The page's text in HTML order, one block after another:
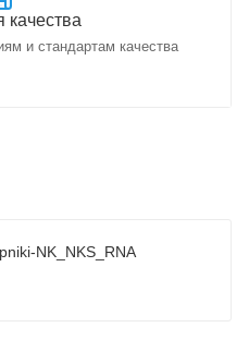
качества
и стандартам качества
NK_NKS_RNA